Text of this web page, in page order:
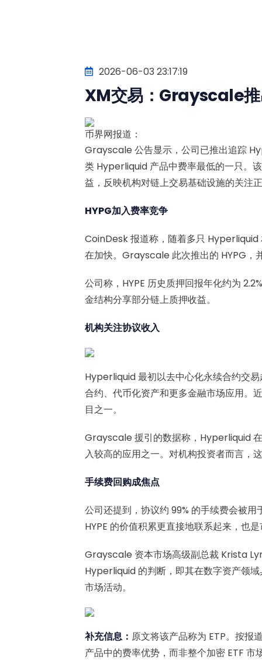
2026-06-03 23:17:19
XM交易：Grayscale
币界网报道：
Grayscale 公告显示，公司已推出追踪
类 Hyperliquid 产品中费率最低的一只。
益，反映机构对链上交易基础设施的关注
HYPG加入费率竞争
CoinDesk 报道称，随着多只 Hyperliquid
在加快。Grayscale 此次推出的 HYPG，
公司称，HYPE 历史质押回报年化约为
金结构分享部分链上质押收益。
机构关注协议收入
Hyperliquid 最初以去中心化永续合约交
合约、代币化资产和更多金融市场应用。
目之一。
Grayscale 援引的数据称，Hyperliquid
入较高的应用之一。对机构投资者而言，
手续费回购成焦点
公司还提到，协议约 99% 的手续费会被
HYPE 的价值积累更直接地联系起来，也
Grayscale 资本市场高级副总裁 Krista
Hyperliquid 的判断，即其在数字资产领
市场活动。
补充信息： 原文将该产品称为 ETP。按
产品中的费率优势，而非整个加密 ETF 市